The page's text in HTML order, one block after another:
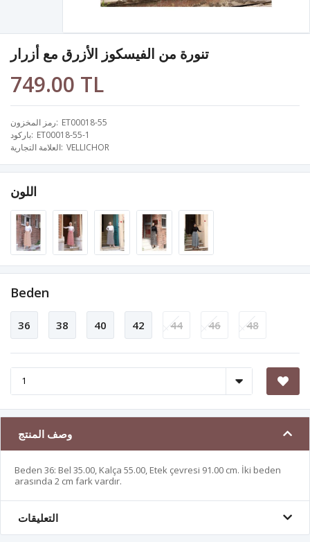
تنورة من الفيسكوز الأزرق مع أزرار
749.00 TL
رمز المخزون ET00018-55
باركود ET00018-55-1
العلامة التجارية VELLICHOR
اللون
Beden
36 38 40 42 44 46 48
وصف المنتج
Beden 36: Bel 35.00, Kalça 55.00, Etek çevresi 91.00 cm. İki beden
arasında 2 cm fark vardır.
التعليقات